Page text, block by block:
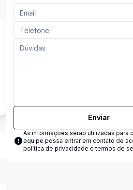
Enviar
As informações serão utilizadas para
equipe possa entrar em contato de
política de privacidade e termos de